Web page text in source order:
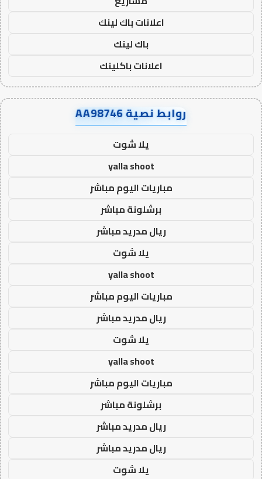
اعلانات باك لينك
باك لينك
اعلانات باكلينك
روابط نصية AA98746
يلا شوت
yalla shoot
مباريات اليوم مباشر
برشلونة مباشر
ريال مدريد مباشر
يلا شوت
yalla shoot
مباريات اليوم مباشر
ريال مدريد مباشر
يلا شوت
yalla shoot
مباريات اليوم مباشر
برشلونة مباشر
ريال مدريد مباشر
ريال مدريد مباشر
يلا شوت